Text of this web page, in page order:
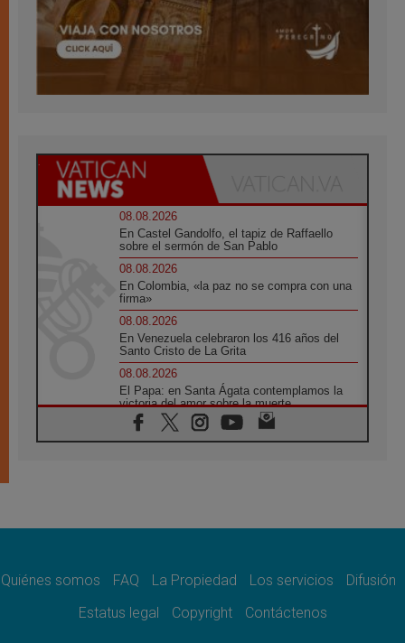
08.08.2026
En Castel Gandolfo, el tapiz de Raffaello
sobre el sermón de San Pablo
08.08.2026
En Colombia, «la paz no se compra con una
firma»
08.08.2026
En Venezuela celebraron los 416 años del
Santo Cristo de La Grita
08.08.2026
El Papa: en Santa Ágata contemplamos la
victoria del amor sobre la muerte
08.08.2026
León XIV visitará el Santuario de la Madre
07.08.2026
07.08.2026
el compromiso del cristiano"
Quiénes somos FAQ La Propiedad Los servicios
Difusión
Estatus legal
Copyright Contáctenos